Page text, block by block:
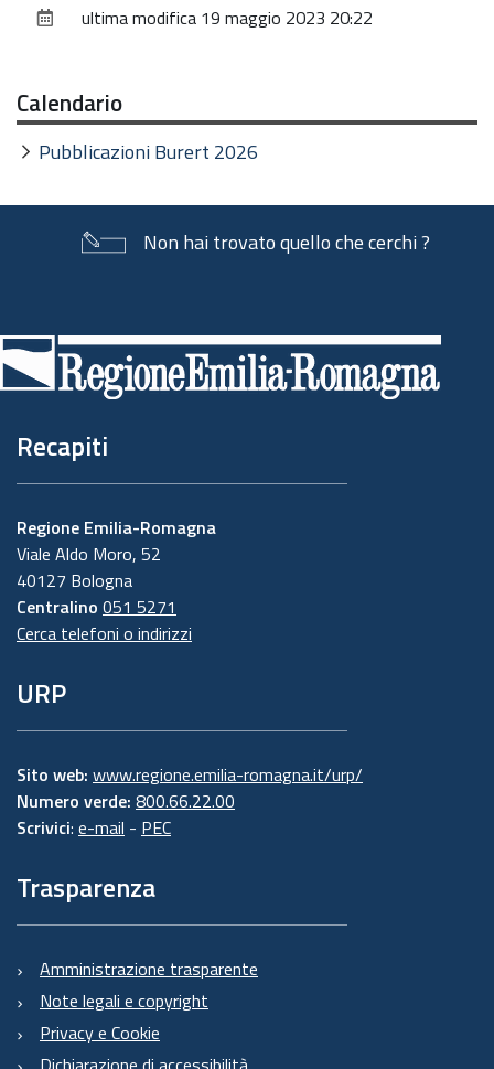
documentoultima modifica 19 maggio 2023 20:22
Calendario
Pubblicazioni Burert 2026
Non hai trovato quello che cerchi ?
di
pagina
Recapiti
Regione Emilia-Romagna
Viale Aldo Moro, 52
40127 Bologna
Centralino 051 5271
Cerca telefoni o indirizzi
URP
Sito web: www.regione.emilia-romagna.it/urp/
Numero verde: 800.66.22.00
Scrivici: e-mail - PEC
Trasparenza
Amministrazione trasparente
Note legali e copyright
Privacy e Cookie